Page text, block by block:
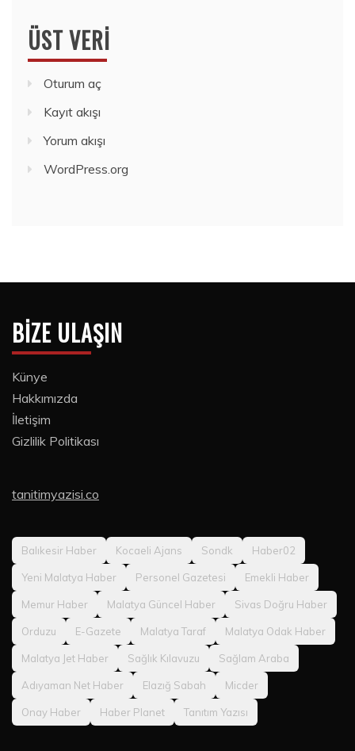
ÜST VERI
Oturum aç
Kayıt akışı
Yorum akışı
WordPress.org
BIZE ULAŞIN
Künye
Hakkımızda
İletişim
Gizlilik Politikası
tanitimyazisi.co
Balıkesir Haber Kocaeli Ajans Sondk Haber02
Yeni Malatya Haber Personel Gazetesi Emekli Haber
Memur Haber Malatya Güncel Haber Sivas Doğru Haber
Orduzu E-Gazete Malatya Taraf Malatya Odak Haber
Malatya Jet Haber Sağlık Kılavuzu Sağlam Araba
Adıyaman Net Haber Elazığ Sabah Micder
Onay Haber Haber Planet Tanıtım Yazısı